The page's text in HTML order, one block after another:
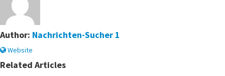
Author: Nachrichten-Sucher 1
Website
Related Articles